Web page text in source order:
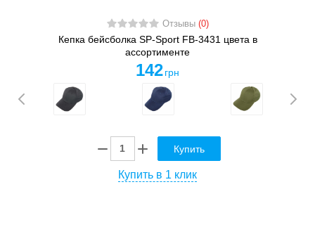
Отзывы (0)
Кепка бейсболка SP-Sport FB-3431 цвета в
ассортименте
142 грн
Купить
Купить в 1 клик